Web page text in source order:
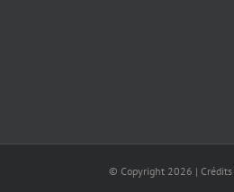
© Copyright 2026 | Crédits